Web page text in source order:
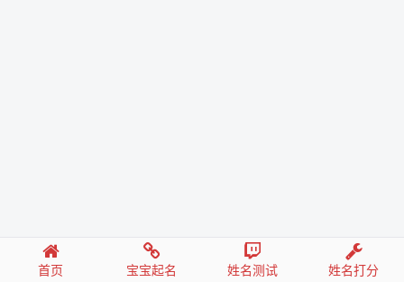
首页 宝宝起名 姓名测试 姓名打分